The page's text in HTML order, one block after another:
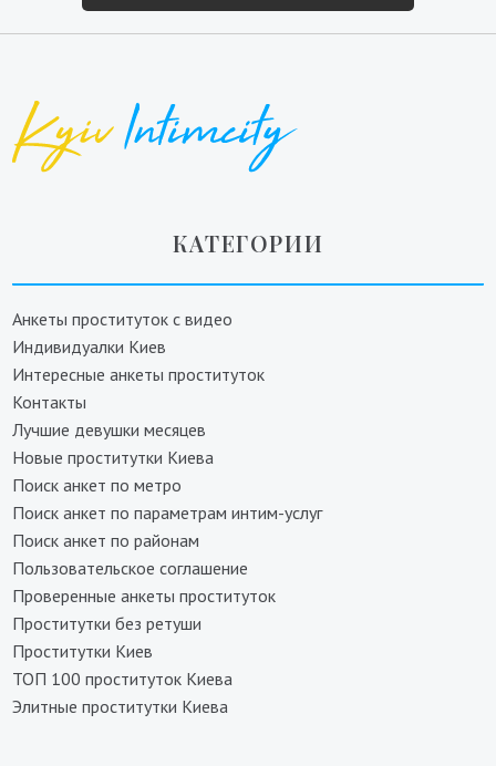
КАТЕГОРИИ
Анкеты проституток с видео
Индивидуалки Киев
Интересные анкеты проституток
Контакты
Лучшие девушки месяцев
Новые проститутки Киева
Поиск анкет по метро
Поиск анкет по параметрам интим-услуг
Поиск анкет по районам
Пользовательское соглашение
Проверенные анкеты проституток
Проститутки без ретуши
Проститутки Киев
ТОП 100 проституток Киева
Элитные проститутки Киева